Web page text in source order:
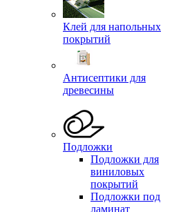
Клей для напольных
покрытий
Антисептики для
древесины
Подложки
Подложки для
виниловых
покрытий
Подложки под
ламинат